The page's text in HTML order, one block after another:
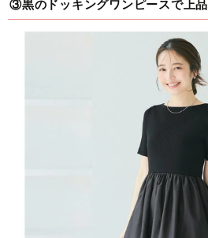
③黒のドッキングワンピースで上